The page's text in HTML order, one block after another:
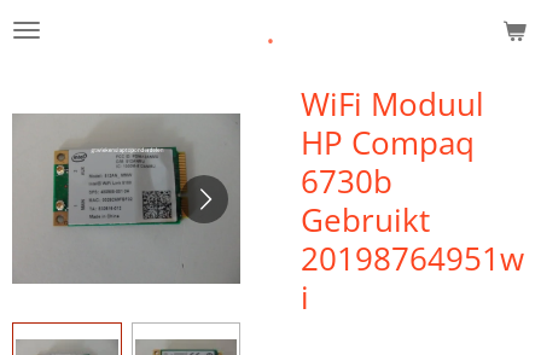
Ga
de
hoofdinhoud
.
WiFi Moduul
HP Compaq
6730b
Gebruikt
20198764951w
i